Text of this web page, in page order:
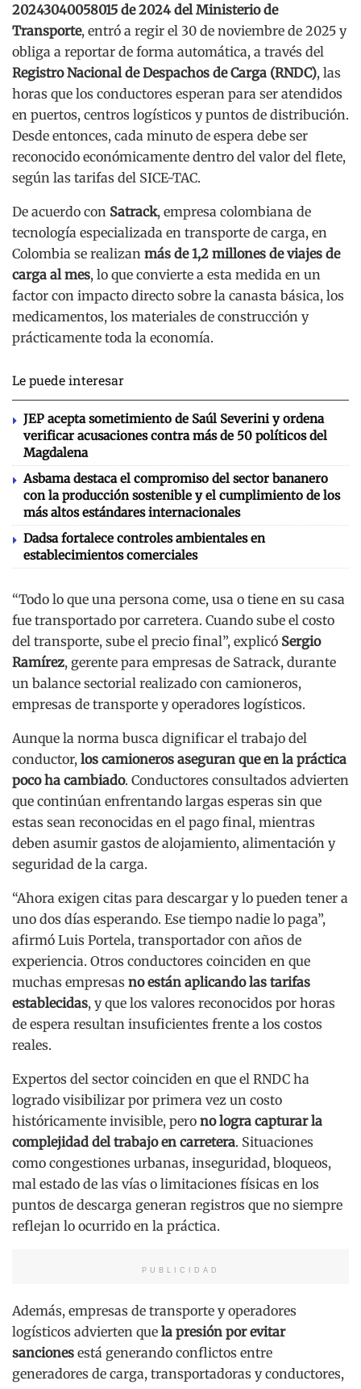
20243040058015 de 2024 delMinisterio de
Transporte, entró a regir el 30 de noviembre de 2025 y
obliga a reportar de forma automática, a través del
Registro Nacional de Despachos de Carga (RNDC), las
horas que los conductores esperan para ser atendidos
en puertos, centros logísticos y puntos de distribución.
Desde entonces, cada minuto de espera debe ser
reconocido económicamente dentro del valor del flete,
según las tarifas del SICE-TAC.
De acuerdo con Satrack, empresa colombiana de
tecnología especializada en transporte de carga, en
Colombia se realizan más de 1,2 millones de viajes de
carga al mes, lo que convierte a esta medida en un
factor con impacto directo sobre la canasta básica, los
medicamentos, los materiales de construcción y
prácticamente toda la economía.
Le puede interesar
JEP acepta sometimiento de Saúl Severini y ordena
verificar acusaciones contra más de 50 políticos del
Magdalena
Asbama destaca el compromiso del sector bananero
con la producción sostenible y el cumplimiento de los
más altos estándares internacionales
Dadsa fortalece controles ambientales en
establecimientos comerciales
“Todo lo que una persona come, usa o tiene en su casa
fue transportado por carretera. Cuando sube el costo
del transporte, sube el precio final”, explicó Sergio
Ramírez, gerente para empresas de Satrack, durante
un balance sectorial realizado con camioneros,
empresas de transporte y operadores logísticos.
Aunque la norma busca dignificar el trabajo del
conductor, los camioneros aseguran que en la práctica
poco ha cambiado. Conductores consultados advierten
que continúan enfrentando largas esperas sin que
estas sean reconocidas en el pago final, mientras
deben asumir gastos de alojamiento, alimentación y
seguridad de la carga.
“Ahora exigen citas para descargar y lo pueden tener a
uno dos días esperando. Ese tiempo nadie lo paga”,
afirmó Luis Portela, transportador con años de
experiencia. Otros conductores coinciden en que
muchas empresas no están aplicando las tarifas
establecidas, y que los valores reconocidos por horas
de espera resultan insuficientes frente a los costos
reales.
Expertos del sector coinciden en que el RNDC ha
logrado visibilizar por primera vez un costo
históricamente invisible, pero no logra capturar la
complejidad del trabajo en carretera. Situaciones
como congestiones urbanas, inseguridad, bloqueos,
mal estado de las vías o limitaciones físicas en los
puntos de descarga generan registros que no siempre
reflejan lo ocurrido en la práctica.
PUBLICIDAD
Además, empresas de transporte y operadores
logísticos advierten que la presión por evitar
sanciones está generando conflictos entre
generadores de carga, transportadoras y conductores,